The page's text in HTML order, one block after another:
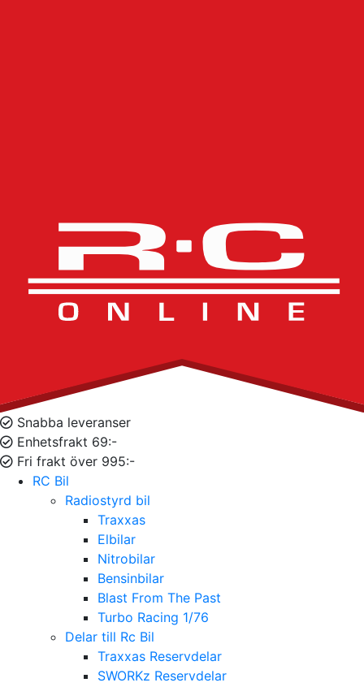
Snabba leveranser
Enhetsfrakt 69:-
Fri frakt över 995:-
RC Bil
Radiostyrd bil
Traxxas
Elbilar
Nitrobilar
Bensinbilar
Blast From The Past
Turbo Racing 1/76
Delar till Rc Bil
Traxxas Reservdelar
SWORKz Reservdelar